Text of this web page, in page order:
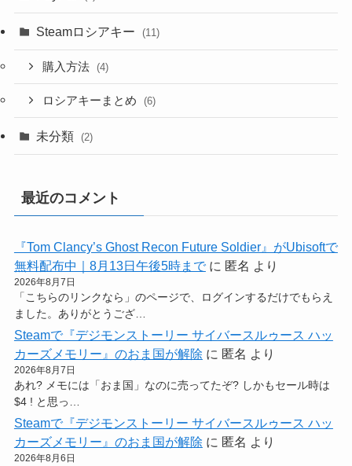
Steamロシアキー (11)
購入方法 (4)
ロシアキーまとめ (6)
未分類 (2)
最近のコメント
『Tom Clancy’s Ghost Recon Future Soldier』がUbisoftで
無料配布中｜8月13日午後5時までに 匿名 より
2026年8月7日
「こちらのリンクなら」のページで、ログインするだけでもらえ
ました。ありがとうござ…
Steamで『デジモンストーリー サイバースルゥース ハッ
カーズメモリー』のおま国が解除 に 匿名 より
2026年8月7日
あれ? メモには「おま国」なのに売ってたぞ? しかもセール時は
$4 ! と思っ…
Steamで『デジモンストーリー サイバースルゥース ハッ
カーズメモリー』のおま国が解除 に 匿名 より
2026年8月6日